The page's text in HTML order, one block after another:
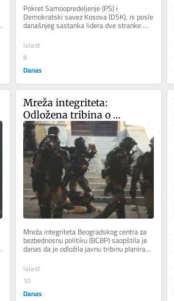
Pokret Samoopredeljenje (PS) i
Demokratski savez Kosova (DSK), ni posle
današnjeg sastanka lidera dve stranke
nisu uspeli da postignu politički...
latest
8
Danas
Mreža integriteta:
Odložena tribina o
policijskoj brutalnosti u
Valjevu, niko nije dao
prostor
Mreža integriteta Beogradskog centra za
bezbednosnu politiku (BCBP) saopštila je
danas da je odložila javnu tribinu planiranu
za 13. avgust u...
latest
10
Danas